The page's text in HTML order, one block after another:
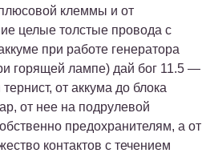
клеммы и от
целые толстые провода с
при работе генератора
горящей лампе) дай бог 11.5 —
от аккума до блока
от нее на подрулевой
предохранителям, а от
контактов с течением